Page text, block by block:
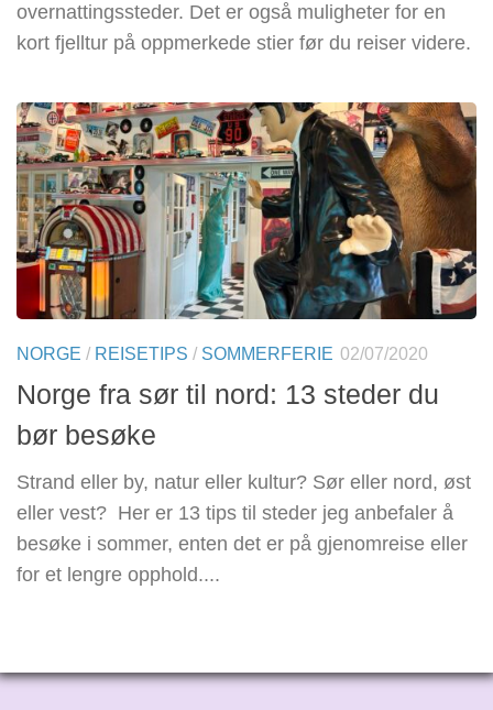
overnattingssteder. Det er også muligheter for en
kort fjelltur på oppmerkede stier før du reiser videre.
NORGE / REISETIPS / SOMMERFERIE 02/07/2020
Norge fra sør til nord: 13 steder du
bør besøke
Strand eller by, natur eller kultur? Sør eller nord, øst
eller vest? Her er 13 tips til steder jeg anbefaler å
besøke i sommer, enten det er på gjenomreise eller
for et lengre opphold....